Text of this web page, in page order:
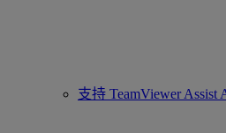
支持 TeamViewer